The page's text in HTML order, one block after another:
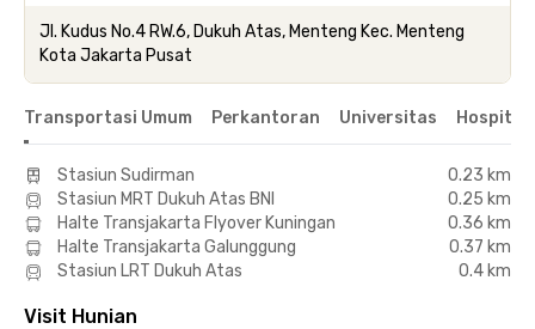
Jl. Kudus No.4 RW.6, Dukuh Atas, Menteng Kec. Menteng
Kota Jakarta Pusat
Transportasi Umum Perkantoran Universitas Hospital
Stasiun Sudirman
0.23 km
Stasiun MRT Dukuh Atas BNI
0.25 km
Halte Transjakarta Flyover Kuningan
0.36 km
Halte Transjakarta Galunggung
0.37 km
Stasiun LRT Dukuh Atas
0.4 km
Visit Hunian